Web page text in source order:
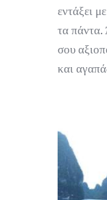
εντάξει
τα πάντα.
σου
και